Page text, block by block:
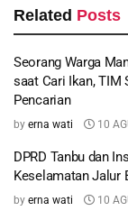
Related Posts
Seorang Warga
saat Cari Ikan, TIM
Pencarian
by erna wati 10
DPRD Tanbu dan
Keselamatan Jalur
by erna wati 10